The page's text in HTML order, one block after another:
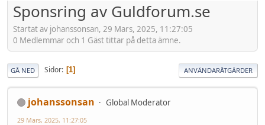
Sponsring av Guldforum.se
Startat av johanssonsan, 29 Mars, 2025, 11:27:05
0 Medlemmar och 1 Gäst tittar på detta ämne.
GÅ NED Sidor 1 ANVÄNDARÅTGÄRDER
johanssonsan Global Moderator
29 Mars, 2025, 11:27:05